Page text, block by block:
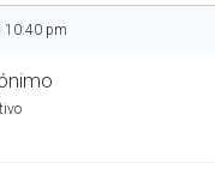
10:40 pm